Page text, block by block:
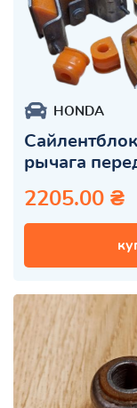
HONDA
рычага
2205.00 ₴